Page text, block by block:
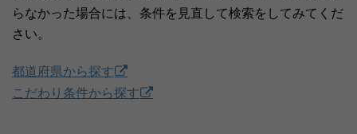
らなかった場合には、条件を見直して検索をしてみてくだ
さい。
都道府県から探す
こだわり条件から探す